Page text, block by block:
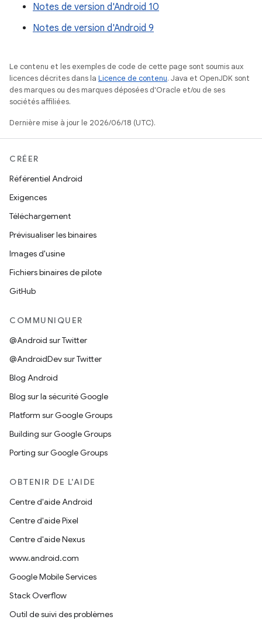
Notes de version d'Android 10
Notes de version d'Android 9
Le contenu et les exemples de code de cette page sont soumis aux
licences décrites dans la Licence de contenu. Java et OpenJDK sont
des marques ou des marques déposées d'Oracle et/ou de ses
sociétés affiliées.
Dernière mise à jour le 2026/06/18 (UTC).
CRÉER
Référentiel Android
Exigences
Téléchargement
Prévisualiser les binaires
Images d'usine
Fichiers binaires de pilote
GitHub
COMMUNIQUER
@Android sur Twitter
@AndroidDev sur Twitter
Blog Android
Blog sur la sécurité Google
Platform sur Google Groups
Building sur Google Groups
Porting sur Google Groups
OBTENIR DE L'AIDE
Centre d'aide Android
Centre d'aide Pixel
Centre d'aide Nexus
www.android.com
Google Mobile Services
Stack Overflow
Outil de suivi des problèmes